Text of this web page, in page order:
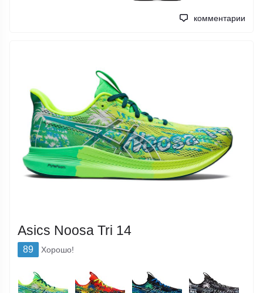
комментарии
Asics Noosa Tri 14
89 Хорошо!